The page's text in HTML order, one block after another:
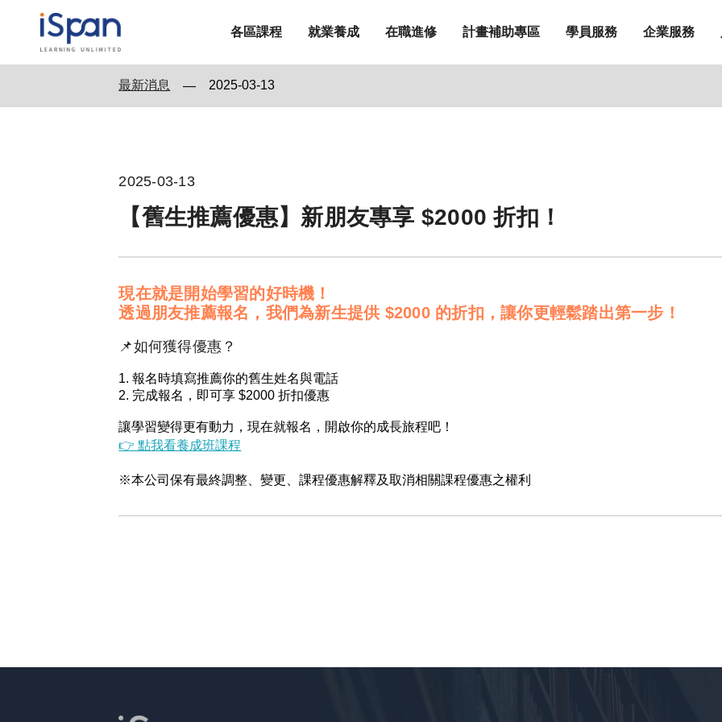
各區課程 就業養成 在職進修 計畫補助專區 學員服務 企業服務
最新消息 — 2025-03-13
2025-03-13
【舊生推薦優惠】新朋友專享 $2000 折扣！
現在就是開始學習的好時機！
透過朋友推薦報名，我們為新生提供 $2000 的折扣，讓你更輕鬆踏出第一步！
📌如何獲得優惠？
1. 報名時填寫推薦你的舊生姓名與電話
2. 完成報名，即可享 $2000 折扣優惠
讓學習變得更有動力，現在就報名，開啟你的成長旅程吧！
👉 點我看養成班課程
※本公司保有最終調整、變更、課程優惠解釋及取消相關課程優惠之權利